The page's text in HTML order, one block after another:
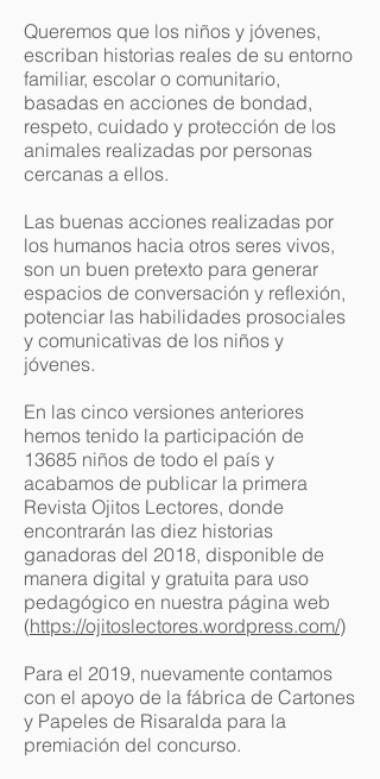
Queremos que los niños y jóvenes,
escriban historias reales de su entorno
familiar, escolar o comunitario,
basadas en acciones de bondad,
respeto, cuidado y protección de los
animales realizadas por personas
cercanas a ellos.
Las buenas acciones realizadas por
los humanos hacia otros seres vivos,
son un buen pretexto para generar
espacios de conversación y reflexión,
potenciar las habilidades prosociales
y comunicativas de los niños y
jóvenes.
En las cinco versiones anteriores
hemos tenido la participación de
13685 niños de todo el país y
acabamos de publicar la primera
Revista Ojitos Lectores, donde
encontrarán las diez historias
ganadoras del 2018, disponible de
manera digital y gratuita para uso
pedagógico en nuestra página web
(https://ojitoslectores.wordpress.com/)
Para el 2019, nuevamente contamos
con el apoyo de la fábrica de Cartones
y Papeles de Risaralda para la
premiación del concurso.